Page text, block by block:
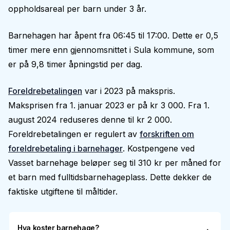
oppholdsareal per barn under 3 år.
Barnehagen har åpent fra 06:45 til 17:00. Dette er 0,5
timer mere enn gjennomsnittet i Sula kommune, som
er på 9,8 timer åpningstid per dag.
Foreldrebetalingen var i 2023 på makspris.
Maksprisen fra 1. januar 2023 er på kr 3 000. Fra 1.
august 2024 reduseres denne til kr 2 000.
Foreldrebetalingen er regulert av forskriften om
foreldrebetaling i barnehager. Kostpengene ved
Vasset barnehage beløper seg til 310 kr per måned for
et barn med fulltidsbarnehageplass. Dette dekker de
faktiske utgiftene til måltider.
Hva koster barnehage?